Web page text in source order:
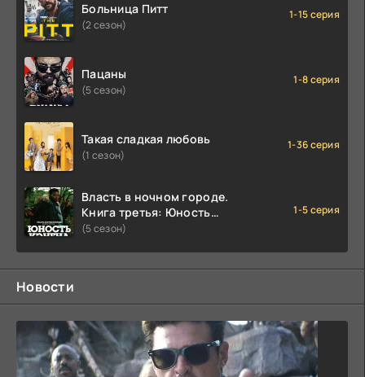
Больница Питт
(2 сезон)
1-15 серия
Пацаны
(5 сезон)
1-8 серия
Такая сладкая любовь
(1 сезон)
1-36 серия
Власть в ночном городе.
Книга третья: Юность
Кэнена
(5 сезон)
1-5 серия
Новости